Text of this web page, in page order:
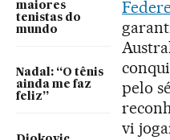
maiores
tenistas do
mundo
Nadal: “O tênis
ainda me faz
feliz”
pelo
vi